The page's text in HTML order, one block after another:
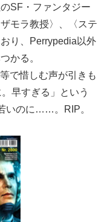
SF・ファンタジー
モラ教授〉、〈ステ
り、Perrypedia以外
かる。
で惜しむ声が引きも
早すぎる」という
いのに……。RIP。